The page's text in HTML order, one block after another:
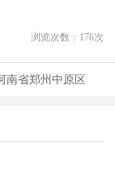
浏览次数： 176次
南省郑州中原区